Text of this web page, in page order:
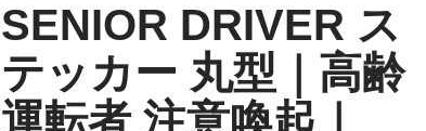
SENIOR DRIVER ス
テッカー 丸型｜高齢
運転者 注意喚起｜